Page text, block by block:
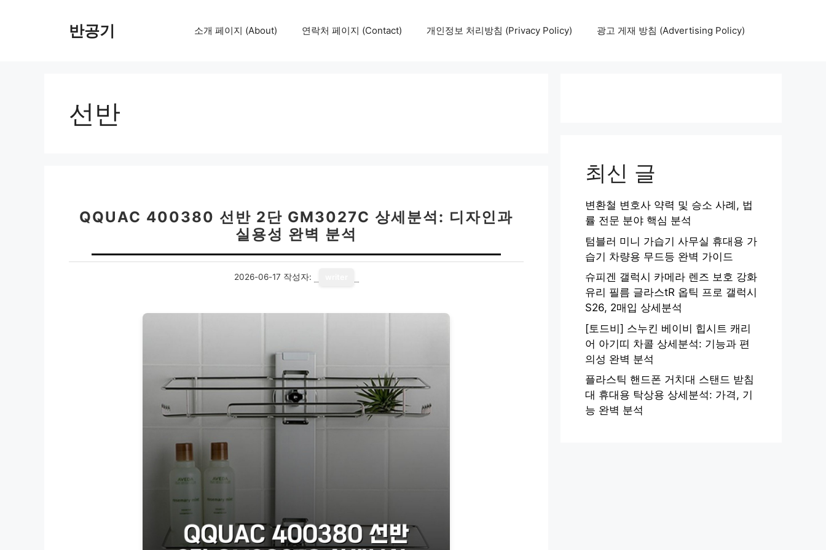
반공기 소개 페이지 (About) 연락처 페이지 (Contact) 개인정보 처리방침 (Privacy Policy) 광고 게재 방침 (Advertising Policy)
선반
QQUAC 400380 선반 2단 GM3027C 상세분석: 디자인과
실용성 완벽 분석
2026-06-17 작성자:
최신 글
변환철 변호사 약력 및 승소 사례, 법
률 전문 분야 핵심 분석
텀블러 미니 가습기 사무실 휴대용 가
습기 차량용 무드등 완벽 가이드
슈피겐 갤럭시 카메라 렌즈 보호 강화
유리 필름 글라스tR 옵틱 프로 갤럭시
S26, 2매입 상세분석
[토드비] 스누킨 베이비 힙시트 캐리
어 아기띠 차콜 상세분석: 기능과 편
의성 완벽 분석
플라스틱 핸드폰 거치대 스탠드 받침
대 휴대용 탁상용 상세분석: 가격, 기
능 완벽 분석